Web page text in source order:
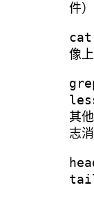
件
像
其
志